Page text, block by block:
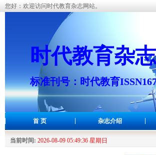
您好：欢迎访问时代教育杂志网站。
时代教育杂
标准刊号：时代教育
首 页 杂志介绍
当前时间: 2026-08-09 05:49:37 星期日